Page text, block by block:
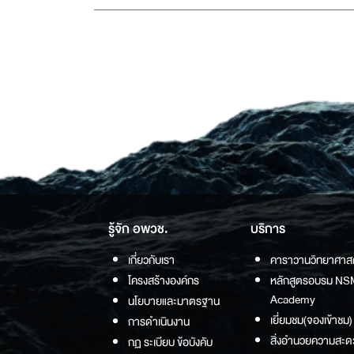
รู้จัก อพวช.
เกี่ยวกับเรา
โครงสร้างองค์กร
นโยบายและมาตรฐาน
การดำเนินงาน
กฏ ระเบียบ ข้อบังคับ
บริการ
คาราวานวิทยาศา
หลักสูตรอบรม
Academy
เยี่ยมชม(จองเข้าชม)
สิ่งอำนวยความสะ